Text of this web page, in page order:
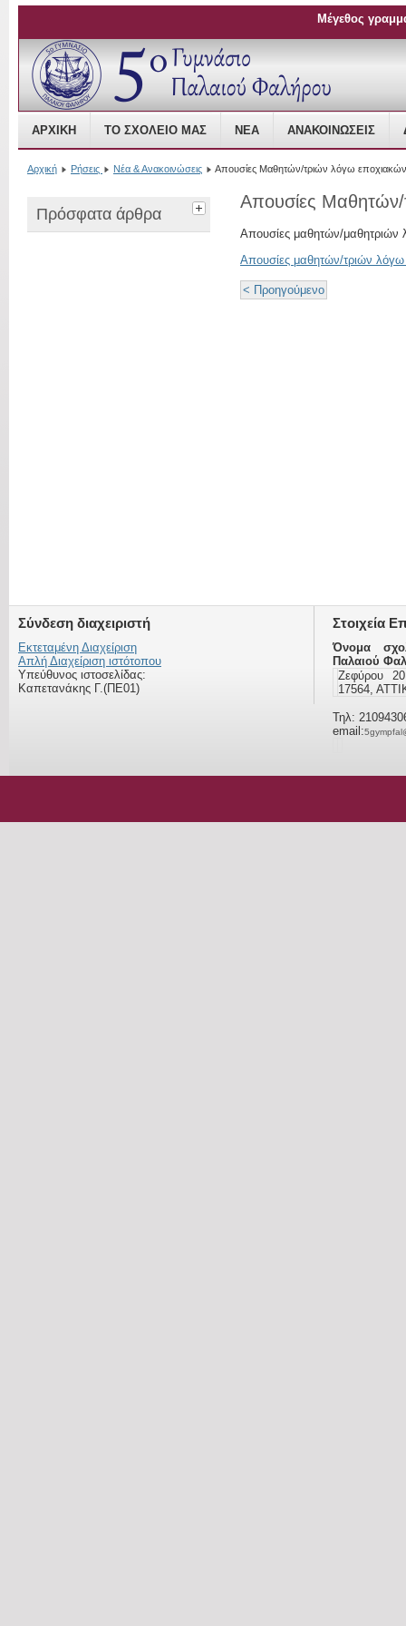
Open Source Content Management
ΑΡΧΙΚΉ ΤΟ ΣΧΟΛΕΊΟ ΜΑΣ ΝΈΑ ΑΝΑΚΟΙΝΏΣΕΙΣ
Μέγεθος
Αρχική Ρήσεις Νέα & Ανακοινώσεις Απουσίες Μαθητών/τριών λόγω
Πρόσφατα άρθρα
Απουσίες
Απουσίες μαθητών/
Απουσίες μαθητών/τριών
< Προηγούμενο
Σύνδεση διαχειριστή
Εκτεταμένη Διαχείριση
Απλή Διαχείριση ιστότοπου
Υπεύθυνος ιστοσελίδας:
Καπετανάκης Γ.(ΠΕ01)
Στοιχεία
Όνομα
Παλαιού
Ζεφύρου
17564,
Τηλ:
email: